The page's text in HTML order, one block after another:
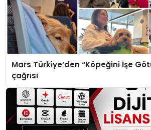
Mars Türkiye’den “Köpeğini İşe
çağrısı